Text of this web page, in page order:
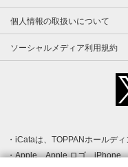
個人情報の取扱いについて
ソーシャルメディア利用規約
iCataは、TOPPANホールディ
Apple、Apple ロゴ、iPhone